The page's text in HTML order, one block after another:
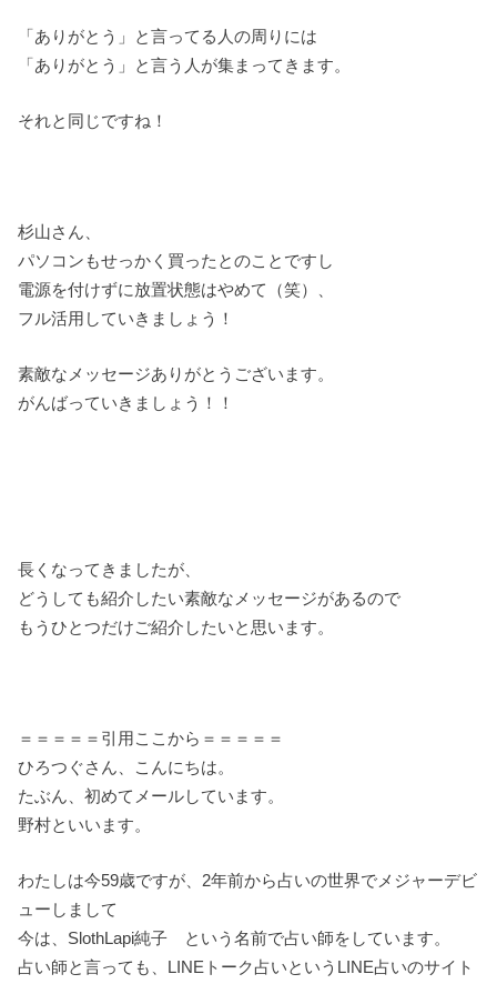
「ありがとう」と言ってる人の周りには
「ありがとう」と言う人が集まってきます。
それと同じですね！
杉山さん、
パソコンもせっかく買ったとのことですし
電源を付けずに放置状態はやめて（笑）、
フル活用していきましょう！
素敵なメッセージありがとうございます。
がんばっていきましょう！！
長くなってきましたが、
どうしても紹介したい素敵なメッセージがあるので
もうひとつだけご紹介したいと思います。
＝＝＝＝＝引用ここから＝＝＝＝＝
ひろつぐさん、こんにちは。
たぶん、初めてメールしています。
野村といいます。
わたしは今59歳ですが、2年前から占いの世界でメジャーデビ
ューしまして
今は、SlothLapi純子 という名前で占い師をしています。
占い師と言っても、LINEトーク占いというLINE占いのサイト